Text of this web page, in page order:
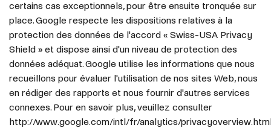
certains cas exceptionnels, pour être ensuite tronquée sur
place. Google respecte les dispositions relatives à la
protection des données de l'accord « Swiss-USA Privacy
Shield » et dispose ainsi d'un niveau de protection des
données adéquat. Google utilise les informations que nous
recueillons pour évaluer l'utilisation de nos sites Web, nous
en rédiger des rapports et nous fournir d'autres services
connexes. Pour en savoir plus, veuillez consulter
http://www.google.com/intl/fr/analytics/